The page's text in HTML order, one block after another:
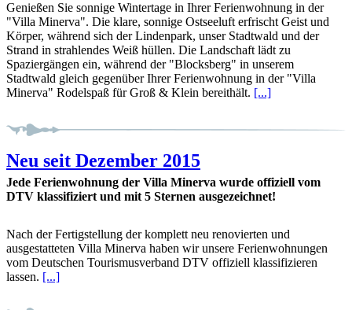
Genießen Sie sonnige Wintertage in Ihrer Ferienwohnung in der
"Villa Minerva". Die klare, sonnige Ostseeluft erfrischt Geist und
Körper, während sich der Lindenpark, unser Stadtwald und der
Strand in strahlendes Weiß hüllen. Die Landschaft lädt zu
Spaziergängen ein, während der "Blocksberg" in unserem
Stadtwald gleich gegenüber Ihrer Ferienwohnung in der "Villa
Minerva" Rodelspaß für Groß & Klein bereithält. [...]
Neu seit Dezember 2015
Jede Ferienwohnung der Villa Minerva wurde offiziell vom
DTV klassifiziert und mit 5 Sternen ausgezeichnet!
Nach der Fertigstellung der komplett neu renovierten und
ausgestatteten Villa Minerva haben wir unsere Ferienwohnungen
vom Deutschen Tourismusverband DTV offiziell klassifizieren
lassen. [...]